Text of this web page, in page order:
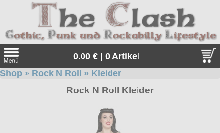
0.00 € | 0 Artikel
Shop » Rock N Roll » Kleider
Rock N Roll Kleider